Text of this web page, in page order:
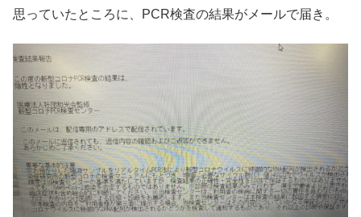
思っていたところに、PCR検査の結果がメールで届き。